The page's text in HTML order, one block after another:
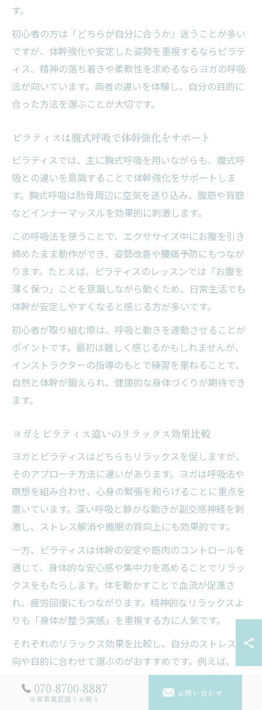
す。
初心者の方は「どちらが自分に合うか」迷うことが多い
ですが、体幹強化や安定した姿勢を重視するならピラテ
ィス、精神の落ち着きや柔軟性を求めるならヨガの呼吸
法が向いています。両者の違いを体験し、自分の目的に
合った方法を選ぶことが大切です。
ピラティスは腹式呼吸で体幹強化をサポート
ピラティスでは、主に胸式呼吸を用いながらも、腹式呼
吸との違いを意識することで体幹強化をサポートしま
す。胸式呼吸は肋骨周辺に空気を送り込み、腹筋や背筋
などインナーマッスルを効果的に刺激します。
この呼吸法を使うことで、エクササイズ中にお腹を引き
締めたまま動作ができ、姿勢改善や腰痛予防にもつなが
ります。たとえば、ピラティスのレッスンでは「お腹を
薄く保つ」ことを意識しながら動くため、日常生活でも
体幹が安定しやすくなると感じる方が多いです。
初心者が取り組む際は、呼吸と動きを連動させることが
ポイントです。最初は難しく感じるかもしれませんが、
インストラクターの指導のもとで練習を重ねることで、
自然と体幹が鍛えられ、健康的な身体づくりが期待でき
ます。
ヨガとピラティス違いのリラックス効果比較
ヨガとピラティスはどちらもリラックスを促しますが、
そのアプローチ方法に違いがあります。ヨガは呼吸法や
瞑想を組み合わせ、心身の緊張を和らげることに重点を
置いています。深い呼吸と静かな動きが副交感神経を刺
激し、ストレス解消や睡眠の質向上にも効果的です。
一方、ピラティスは体幹の安定や筋肉のコントロールを
通じて、身体的な安心感や集中力を高めることでリラッ
クスをもたらします。体を動かすことで血流が促進さ
れ、疲労回復にもつながります。精神的なリラックスよ
りも「身体が整う実感」を重視する方に人気です。
それぞれのリラックス効果を比較し、自分のストレス傾
向や目的に合わせて選ぶのがおすすめです。例えば、仕
事や育児で心身ともに疲れている場合はヨガ、身体の緊
張や姿勢の悪さが気になる場合はピラティスが向いてい
070-8700-8887
※営業電話固くお断り
お問い合わせ